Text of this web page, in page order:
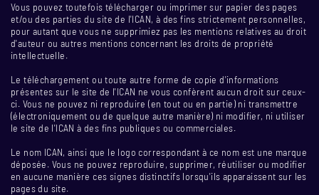
Vous pouvez toutefois télécharger ou imprimer sur papier des pages
et/ou des parties du site de l'ICAN, à des fins strictement personnelles,
pour autant que vous ne supprimiez pas les mentions relatives au droit
d'auteur ou autres mentions concernant les droits de propriété
intellectuelle.
Le téléchargement ou toute autre forme de copie d'informations
présentes sur le site de l'ICAN ne vous confèrent aucun droit sur ceux-
ci. Vous ne pouvez ni reproduire (en tout ou en partie) ni transmettre
(électroniquement ou de quelque autre manière) ni modifier, ni utiliser
le site de l'ICAN à des fins publiques ou commerciales.
Le nom ICAN, ainsi que le logo correspondant à ce nom est une marque
déposée. Vous ne pouvez reproduire, supprimer, réutiliser ou modifier
en aucune manière ces signes distinctifs lorsqu'ils apparaissent sur les
pages du site.